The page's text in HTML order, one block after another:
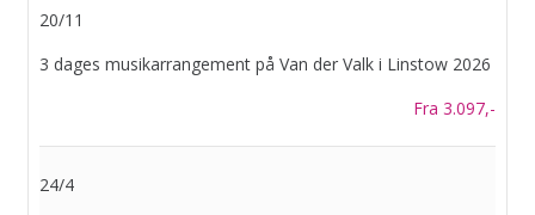
20/11
3 dages musikarrangement på Van der Valk i Linstow 2026
Fra 3.097,-
24/4